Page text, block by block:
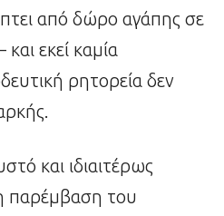
από δώρο αγάπης σε
εκεί καμία
ρητορεία δεν
και ιδιαιτέρως
παρέμβαση του